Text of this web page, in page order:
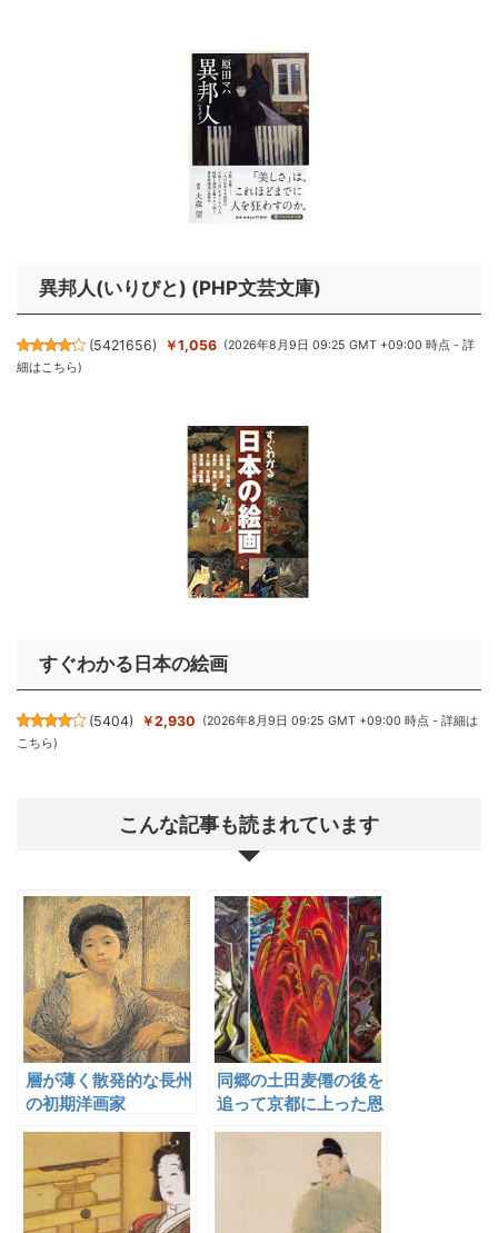
異邦人(いりびと) (PHP文芸文庫)
(5421656) ￥1,056 (2026年8月9日 09:25 GMT +09:00 時点 -詳
細はこちら)
すぐわかる日本の絵画
(5404) ￥2,930 (2026年8月9日 09:25 GMT +09:00 時点 -詳細は
こちら)
こんな記事も読まれています
層が薄く散発的な長州
の初期洋画家
同郷の土田麦僊の後を
追って京都に上った恩
田耕作